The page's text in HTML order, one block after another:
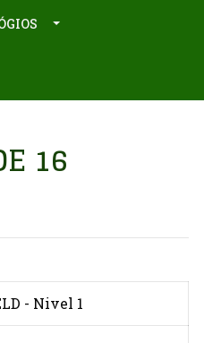
16
- Nivel 1